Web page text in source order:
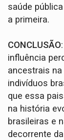
saúde
a primeira.
CONCLUSÃO
influência
ancestrais
indivíduos
que essa
na história
brasileiras e
decorrente